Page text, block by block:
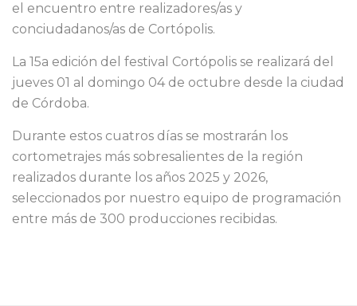
el encuentro entre realizadores/as y
conciudadanos/as de Cortópolis.
La 15a edición del festival Cortópolis se realizará del
jueves 01 al domingo 04 de octubre desde la ciudad
de Córdoba.
Durante estos cuatros días se mostrarán los
cortometrajes más sobresalientes de la región
realizados durante los años 2025 y 2026,
seleccionados por nuestro equipo de programación
entre más de 300 producciones recibidas.